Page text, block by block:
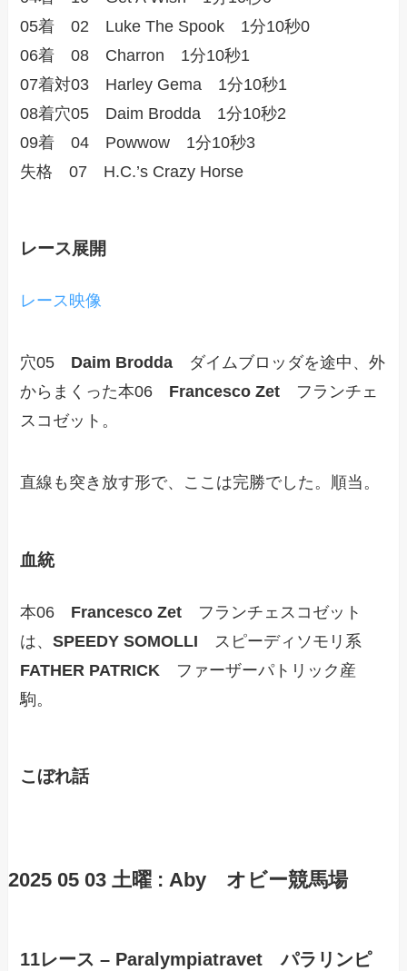
05着 02 Luke The Spook 1分10秒0
06着 08 Charron 1分10秒1
07着対03 Harley Gema 1分10秒1
08着穴05 Daim Brodda 1分10秒2
09着 04 Powwow 1分10秒3
失格 07 H.C.’s Crazy Horse
レース展開
レース映像
穴05 Daim Brodda ダイムブロッダを途中、外
からまくった本06 Francesco Zet フランチェ
スコゼット。
直線も突き放す形で、ここは完勝でした。順当。
血統
本06 Francesco Zet フランチェスコゼット
は、SPEEDY SOMOLLI スピーディソモリ系
FATHER PATRICK ファーザーパトリック産
駒。
こぼれ話
2025 05 03 土曜 : Aby オビー競馬場
11レース – Paralympiatravet パラリンピ